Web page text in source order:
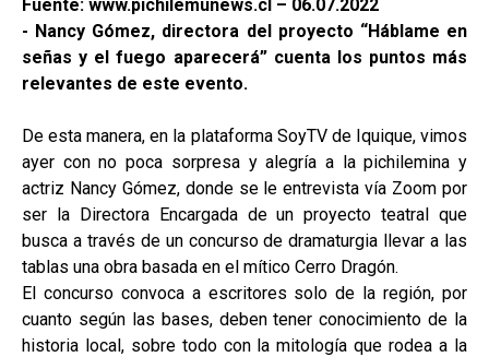
Fuente: www.pichilemunews.cl – 06.07.2022
- Nancy Gómez, directora del proyecto “Háblame en
señas y el fuego aparecerá” cuenta los puntos más
relevantes de este evento.
De esta manera, en la plataforma SoyTV de Iquique, vimos
ayer con no poca sorpresa y alegría a la pichilemina y
actriz Nancy Gómez, donde se le entrevista vía Zoom por
ser la Directora Encargada de un proyecto teatral que
busca a través de un concurso de dramaturgia llevar a las
tablas una obra basada en el mítico Cerro Dragón.
El concurso convoca a escritores solo de la región, por
cuanto según las bases, deben tener conocimiento de la
historia local, sobre todo con la mitología que rodea a la